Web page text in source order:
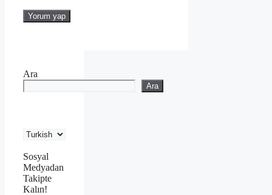
Ara
Ara
Sosyal
Medyadan
Takipte
Kalın!